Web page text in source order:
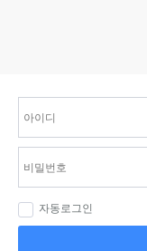
자동로그인